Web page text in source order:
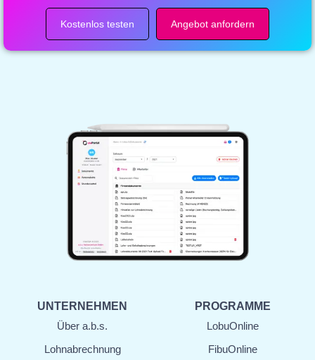
Kostenlos testen Angebot anfordern
UNTERNEHMEN
Über a.b.s.
Lohn­abrechnung
PROGRAMME
LobuOnline
FibuOnline